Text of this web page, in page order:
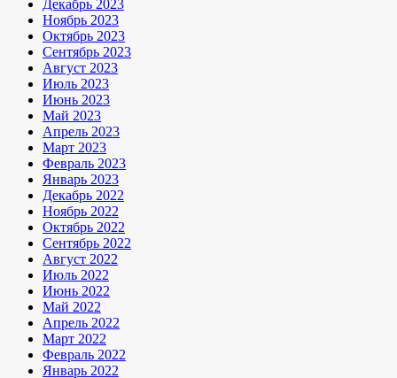
Декабрь 2023
Ноябрь 2023
Октябрь 2023
Сентябрь 2023
Август 2023
Июль 2023
Июнь 2023
Май 2023
Апрель 2023
Март 2023
Февраль 2023
Январь 2023
Декабрь 2022
Ноябрь 2022
Октябрь 2022
Сентябрь 2022
Август 2022
Июль 2022
Июнь 2022
Май 2022
Апрель 2022
Март 2022
Февраль 2022
Январь 2022